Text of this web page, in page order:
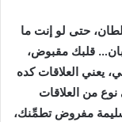
حتى لو إنت ما
قلبك مقبوض،
يعني العلاقات كده
من العلاقات
مفروض تطمِّنك،